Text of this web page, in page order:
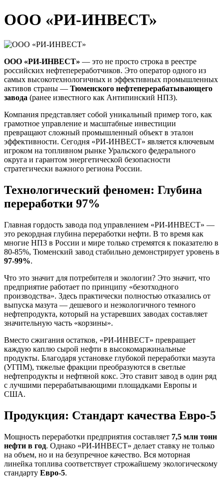
ООО «РИ-ИНВЕСТ»
ООО «РИ-ИНВЕСТ» — это не просто строка в реестре
российских нефтепереработчиков. Это оператор одного из
самых высокотехнологичных и эффективных промышленных
активов страны — Тюменского нефтеперерабатывающего
завода (ранее известного как Антипинский НПЗ).
Компания представляет собой уникальный пример того, как
грамотное управление и масштабные инвестиции
превращают сложный промышленный объект в эталон
эффективности. Сегодня «РИ-ИНВЕСТ» является ключевым
игроком на топливном рынке Уральского федерального
округа и гарантом энергетической безопасности
стратегически важного региона России.
Технологический феномен: Глубина
переработки 97%
Главная гордость завода под управлением «РИ-ИНВЕСТ» —
это рекордная глубина переработки нефти. В то время как
многие НПЗ в России и мире только стремятся к показателю в
80-85%, Тюменский завод стабильно демонстрирует уровень в
97-99%.
Что это значит для потребителя и экологии? Это значит, что
предприятие работает по принципу «безотходного
производства». Здесь практически полностью отказались от
выпуска мазута — дешевого и неэкологичного темного
нефтепродукта, который на устаревших заводах составляет
значительную часть «корзины».
Вместо сжигания остатков, «РИ-ИНВЕСТ» превращает
каждую каплю сырой нефти в высокомаржинальные
продукты. Благодаря установке глубокой переработки мазута
(УГПМ), тяжелые фракции преобразуются в светлые
нефтепродукты и нефтяной кокс. Это ставит завод в один ряд
с лучшими перерабатывающими площадками Европы и
США.
Продукция: Стандарт качества Евро-5
Мощность переработки предприятия составляет 7,5 млн тонн
нефти в год. Однако «РИ-ИНВЕСТ» делает ставку не только
на объем, но и на безупречное качество. Вся моторная
линейка топлива соответствует строжайшему экологическому
стандарту Евро-5.